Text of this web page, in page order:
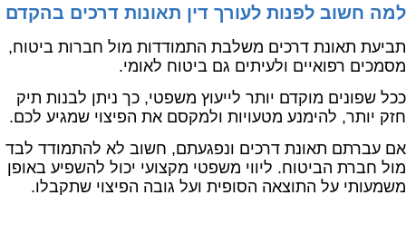
למה חשוב לפנות לעורך דין תאונות דרכים בהקדם
תביעת תאונת דרכים משלבת התמודדות מול חברות ביטוח,
מסמכים רפואיים ולעיתים גם ביטוח לאומי.
ככל שפונים מוקדם יותר לייעוץ משפטי, כך ניתן לבנות תיק
חזק יותר, להימנע מטעויות ולמקסם את הפיצוי שמגיע לכם.
אם עברתם תאונת דרכים ונפגעתם, חשוב לא להתמודד לבד
מול חברת הביטוח. ליווי משפטי מקצועי יכול להשפיע באופן
משמעותי על התוצאה הסופית ועל גובה הפיצוי שתקבלו.